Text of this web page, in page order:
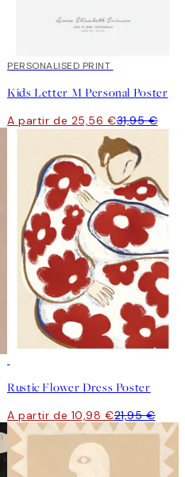
20%*
PERSONALISED PRINT
Kids Letter M Personal Poster
A partir de 25,56 €31,95 €
Rustic Flower Dress Poster
A partir de 10,98 €21,95 €